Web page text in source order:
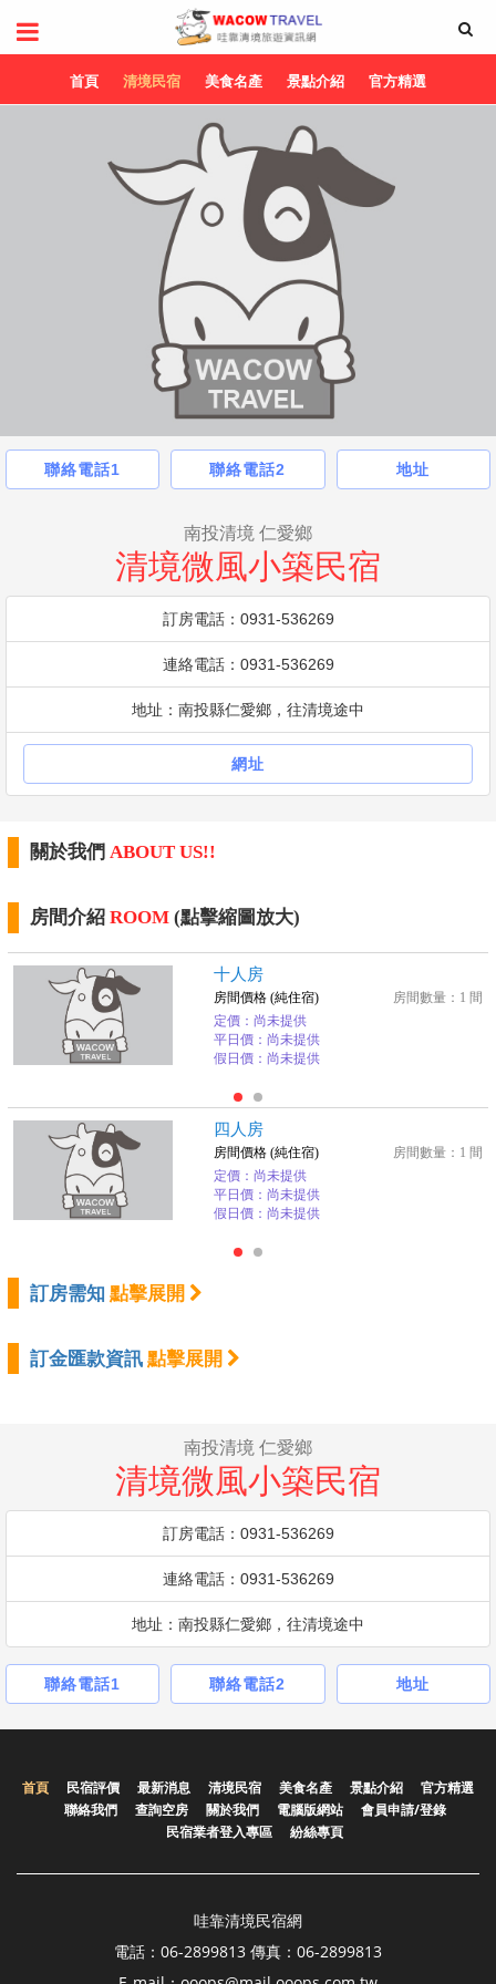
首頁 清境民宿 美食名產 景點介紹 官方精選
聯絡電話1 聯絡電話2 地址
南投清境 仁愛鄉
清境微風小築民宿
訂房電話：0931-536269
連絡電話：0931-536269
地址：南投縣仁愛鄉，往清境途中
網址
關於我們 ABOUT US!!
房間介紹 ROOM (點擊縮圖放大)
十人房
房間數量：1 間
房間價格 (純住宿)
定價：尚未提供
平日價：尚未提供
假日價：尚未提供
四人房
房間數量：1 間
房間價格 (純住宿)
定價：尚未提供
平日價：尚未提供
假日價：尚未提供
訂房需知 點擊展開
訂金匯款資訊 點擊展開
南投清境 仁愛鄉
清境微風小築民宿
訂房電話：0931-536269
連絡電話：0931-536269
地址：南投縣仁愛鄉，往清境途中
聯絡電話1 聯絡電話2 地址
首頁 民宿評價 最新消息 清境民宿 美食名產 景點介紹
官方精選
聯絡我們
查詢空房 關於我們 電腦版網站
會員申請/登錄
民宿業者登入專區
紛絲專頁
哇靠清境民宿網
電話：06-2899813 傳真：06-2899813